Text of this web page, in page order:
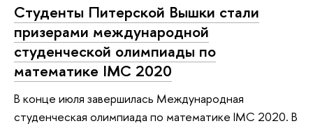
Cтуденты Питерской Вышки стали
призерами международной
студенческой олимпиады по
математике IMC 2020
В конце июля завершилась Международная
студенческая олимпиада по математике IMC 2020. В